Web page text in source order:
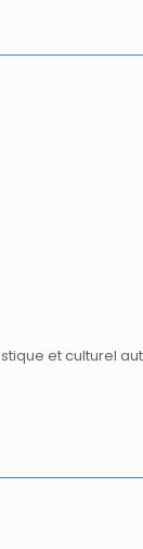
et culturel